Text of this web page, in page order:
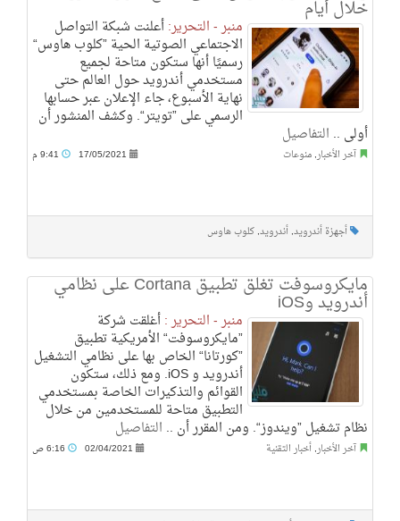
خلال أيام
منبر - التحرير:أعلنت شبكة التواصل
الاجتماعي الصوتية الحية ”كلوب هاوس“
رسميًا أنها ستكون متاحة لجميع
مستخدمي أندرويد حول العالم حتى
نهاية الأسبوع، جاء الإعلان عبر حسابها
الرسمي على ”تويتر“. وكشف المنشور أن
أولى .. التفاصيل
آخر الأخبار, منوعات 17/05/2021
أجهزة أندرويد, أندرويد, كلوب هاوس
مايكروسوفت تغلق تطبيق Cortana على نظامي
أندرويد وiOS
منبر - التحرير :أغلقت شركة
”مايكروسوفت“ الأمريكية تطبيق
”كورتانا“ الخاص بها على نظامي التشغيل
أندرويد و iOS. ومع ذلك، ستكون
القوائم والتذكيرات الخاصة بمستخدمي
التطبيق متاحة للمستخدمين من خلال
نظام تشغيل ”ويندوز“. ومن المقرر أن .. التفاصيل
آخر الأخبار, أخبار التقنية 02/04/2021